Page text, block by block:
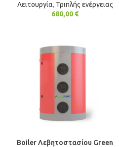
Λειτουργία, Τριπλής ενέργειας
680,00 €
Boiler Λεβητοστασίου Green